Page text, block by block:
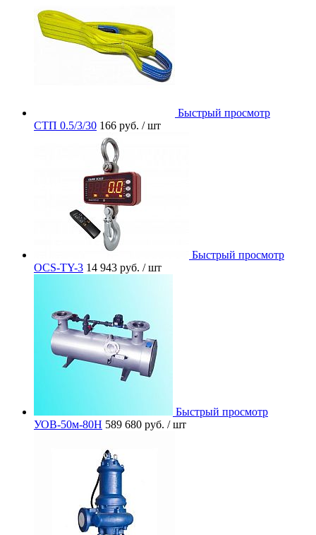
Быстрый просмотр
СТП 0.5/3/30 166 руб. / шт
Быстрый просмотр
OCS-TY-3 14 943 руб. / шт
Быстрый просмотр
УОВ-50м-80Н 589 680 руб. / шт